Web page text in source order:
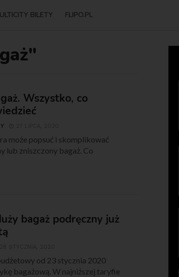
BILETY FLIPO.PL
Wszystko, co
może popsuć i skomplikować
lub zniszczony bagaż. Co
bagaż podręczny już
od 23 stycznia 2020
bagażową. W najniższej taryfie